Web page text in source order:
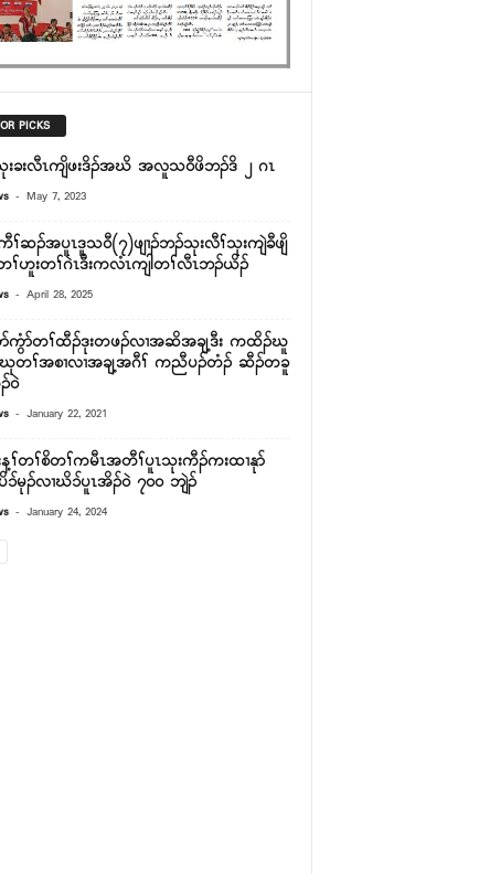
PICKS
ခးလီၤကျိဖးဒိၣ်အဃိ အလူသ၀ီဖိဘၣ်ဒိ ၂ ဂၤ
- May 7, 2023
ဆၣ်အပူၤဒူသဝီ(၇)ဖျၢၣ်ဘၣ်သုးလီၢ်သုးကျဲခီဖျိ
ၢ်ဟူးတၢ်ဂဲၤဒီးကလံၤကျါတၢ်လီၤဘၣ်ယိၣ်
- April 28, 2025
ကွံာ်တၢ်ထီၣ်ဒုးတဖၣ်လၢအဆိအချ့ဒီး ကထိၣ်ဃူ
တၢ်အစၢလၢအချ့အဂီၢ် ကညီပၣ်တံၣ် ဆီၣ်တခူ
၀ဲ
- January 22, 2021
ၢ်တၢ်စိတၢ်ကမီၤအတီၢ်ပူၤသုးကီၣ်ကးထၢနုာ်
၁်မုၣ်လၢဃိ၁်ပူၤအိၣ်၀ဲ ၇၀၀ ဘျဲၣ်
- January 24, 2024